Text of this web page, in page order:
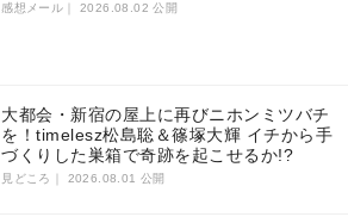
感想メール｜ 2026.08.02 公開
大都会・新宿の屋上に再びニホンミツバチ
を！timelesz松島聡＆篠塚大輝 イチから手
づくりした巣箱で奇跡を起こせるか!?
見どころ｜ 2026.08.01 公開